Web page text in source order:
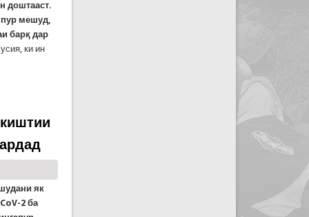
доштааст.
пур мешуд,
барқ дар
ки ин
шустушӯ дар ванна телефон аз дасташ
як
2 ба